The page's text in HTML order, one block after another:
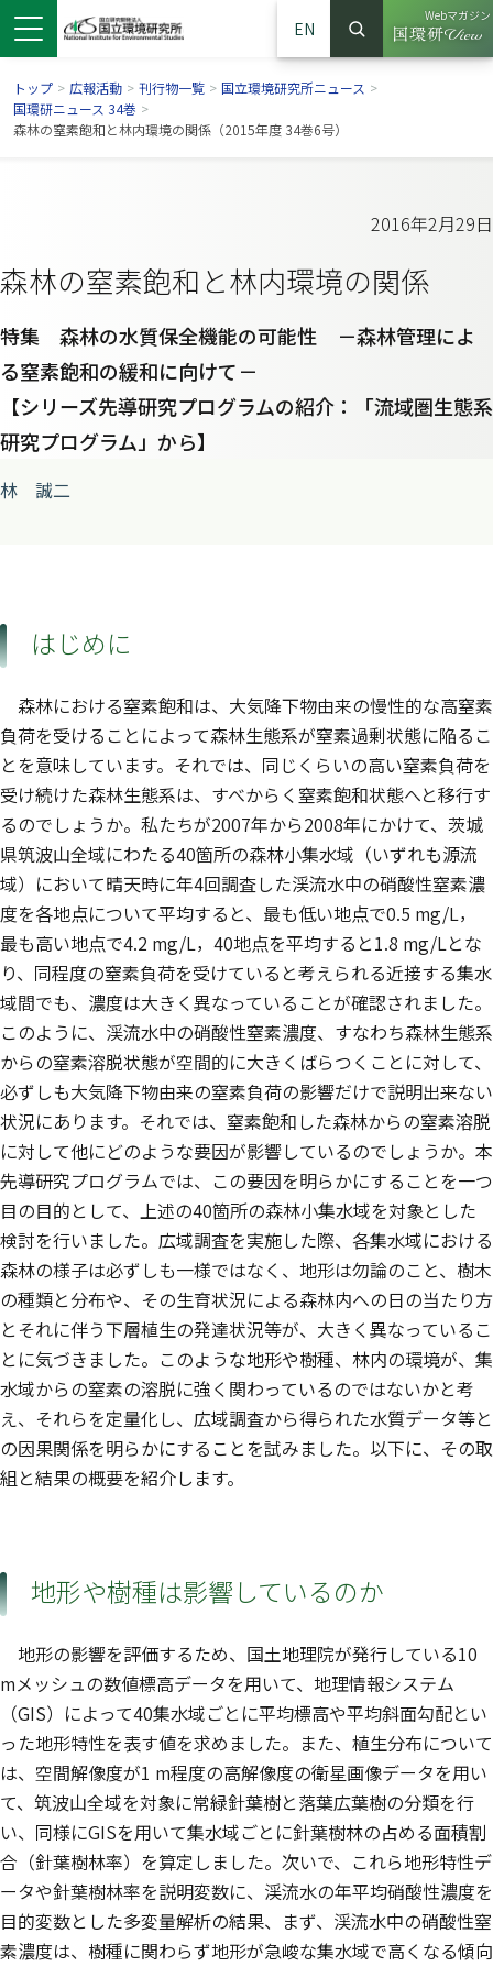
ドウで開きます）
ンドウで開きます）
ウインドウで開きます）
EN
サイト内検索
検索
Webマガジン
（別ウイ
トップ > 広報活動 > 刊行物一覧 > 国立環境研究所ニュース >
国環研ニュース 34巻 >
森林の窒素飽和と林内環境の関係（2015年度 34巻6号）
2016年2月29日
森林の窒素飽和と林内環境の関係
特集 森林の水質保全機能の可能性 －森林管理によ
る窒素飽和の緩和に向けて－
【シリーズ先導研究プログラムの紹介：「流域圏生態系
研究プログラム」から】
林 誠二
はじめに
森林における窒素飽和は、大気降下物由来の慢性的な高窒素
負荷を受けることによって森林生態系が窒素過剰状態に陥るこ
とを意味しています。それでは、同じくらいの高い窒素負荷を
受け続けた森林生態系は、すべからく窒素飽和状態へと移行す
るのでしょうか。私たちが2007年から2008年にかけて、茨城
県筑波山全域にわたる40箇所の森林小集水域（いずれも源流
域）において晴天時に年4回調査した渓流水中の硝酸性窒素濃
度を各地点について平均すると、最も低い地点で0.5 mg/L，
最も高い地点で4.2 mg/L，40地点を平均すると1.8 mg/Lとな
り、同程度の窒素負荷を受けていると考えられる近接する集水
域間でも、濃度は大きく異なっていることが確認されました。
このように、渓流水中の硝酸性窒素濃度、すなわち森林生態系
からの窒素溶脱状態が空間的に大きくばらつくことに対して、
必ずしも大気降下物由来の窒素負荷の影響だけで説明出来ない
状況にあります。それでは、窒素飽和した森林からの窒素溶脱
に対して他にどのような要因が影響しているのでしょうか。本
先導研究プログラムでは、この要因を明らかにすることを一つ
目の目的として、上述の40箇所の森林小集水域を対象とした
検討を行いました。広域調査を実施した際、各集水域における
森林の様子は必ずしも一様ではなく、地形は勿論のこと、樹木
の種類と分布や、その生育状況による森林内への日の当たり方
とそれに伴う下層植生の発達状況等が、大きく異なっているこ
とに気づきました。このような地形や樹種、林内の環境が、集
水域からの窒素の溶脱に強く関わっているのではないかと考
え、それらを定量化し、広域調査から得られた水質データ等と
の因果関係を明らかにすることを試みました。以下に、その取
組と結果の概要を紹介します。
地形や樹種は影響しているのか
地形の影響を評価するため、国土地理院が発行している10
mメッシュの数値標高データを用いて、地理情報システム
（GIS）によって40集水域ごとに平均標高や平均斜面勾配とい
った地形特性を表す値を求めました。また、植生分布について
は、空間解像度が1 m程度の高解像度の衛星画像データを用い
て、筑波山全域を対象に常緑針葉樹と落葉広葉樹の分類を行
い、同様にGISを用いて集水域ごとに針葉樹林の占める面積割
合（針葉樹林率）を算定しました。次いで、これら地形特性デ
ータや針葉樹林率を説明変数に、渓流水の年平均硝酸性濃度を
目的変数とした多変量解析の結果、まず、渓流水中の硝酸性窒
素濃度は、樹種に関わらず地形が急峻な集水域で高くなる傾向